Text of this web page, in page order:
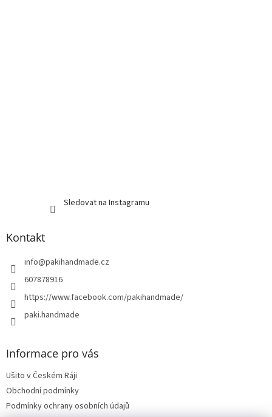
Sledovat na Instagramu
Kontakt
info@pakihandmade.cz
607878916
https://www.facebook.com/pakihandmade/
paki.handmade
Informace pro vás
Ušito v Českém Ráji
Obchodní podmínky
Podmínky ochrany osobních údajů